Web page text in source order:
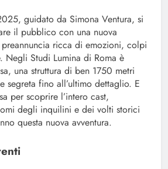
guidato da Simona Ventura, si
il pubblico con una nuova
ricca di emozioni, colpi
Negli Studi Lumina di Roma è
una struttura di ben 1750 metri
segreta fino all’ultimo dettaglio. E
per scoprire l’intero cast,
degli inquilini e dei volti storici
questa nuova avventura.